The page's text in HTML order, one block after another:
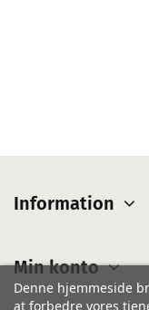
Information
Min konto
Denne hjemmeside
at forbedre vores